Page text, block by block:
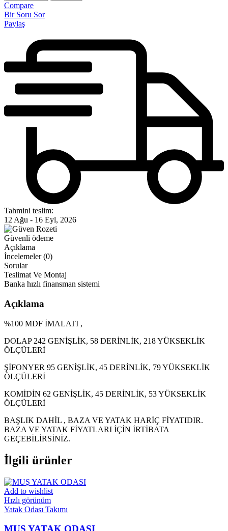
Compare
Bir Soru Sor
Paylaş
Tahmini teslim:
12 Ağu - 16 Eyl, 2026
Güvenli ödeme
Açıklama
İncelemeler (0)
Sorular
Teslimat Ve Montaj
Banka hızlı finansman sistemi
Açıklama
%100 MDF İMALATI ,
DOLAP 242 GENİŞLİK, 58 DERİNLİK, 218 YÜKSEKLİK
ÖLÇÜLERİ
ŞİFONYER 95 GENİŞLİK, 45 DERİNLİK, 79 YÜKSEKLİK
ÖLÇÜLERİ
KOMİDİN 62 GENİŞLİK, 45 DERİNLİK, 53 YÜKSEKLİK
ÖLÇÜLERİ
BAŞLIK DAHİL , BAZA VE YATAK HARİÇ FİYATIDIR.
BAZA VE YATAK FİYATLARI İÇİN İRTİBATA
GEÇEBİLİRSİNİZ.
İlgili ürünler
Add to wishlist
Hızlı görünüm
Yatak Odası Takımı